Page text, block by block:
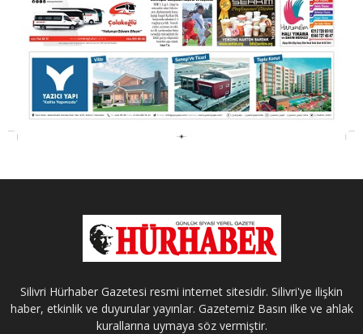
Silivri Hürhaber Gazetesi resmi internet sitesidir. Silivri'ye ilişkin
haber, etkinlik ve duyurular yayınlar. Gazetemiz Basın ilke ve ahlak
kurallarına uymaya söz vermiştir.